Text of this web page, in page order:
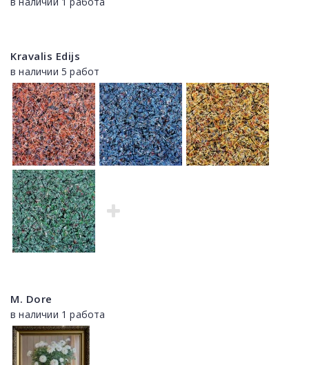
Kravalis Edijs
в наличии 5 работ
M. Dore
в наличии 1 работа